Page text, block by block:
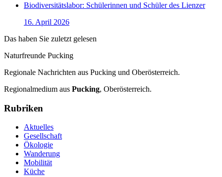
Biodiversitätslabor: Schülerinnen und Schüler des Lienzer
16. April 2026
Das haben Sie zuletzt gelesen
Naturfreunde Pucking
Regionale Nachrichten aus Pucking und Oberösterreich.
Regionalmedium aus Pucking, Oberösterreich.
Rubriken
Aktuelles
Gesellschaft
Ökologie
Wanderung
Mobilität
Küche